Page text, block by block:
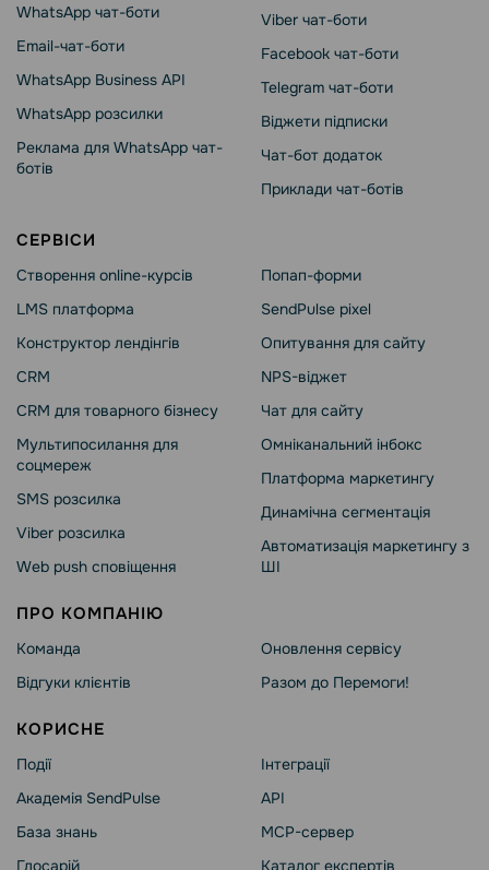
WhatsApp чат-боти
Email-чат-боти
WhatsApp Business API
WhatsApp розсилки
Реклама для WhatsApp чат-
ботів
Viber чат-боти
Facebook чат-боти
Telegram чат-боти
Віджети підписки
Чат-бот додаток
Приклади чат-ботів
СЕРВІСИ
Створення online-курсів
LMS платформа
Конструктор лендінгів
CRM
CRM для товарного бізнесу
Мультипосилання для
соцмереж
SMS розсилка
Viber розсилка
Web push сповіщення
Попап-форми
SendPulse pixel
Опитування для сайту
NPS-віджет
Чат для сайту
Омніканальний інбокс
Платформа маркетингу
Динамічна сегментація
Автоматизація маркетингу з
ШІ
ПРО КОМПАНІЮ
Команда
Відгуки клієнтів
Оновлення сервісу
Разом до Перемоги!
КОРИСНЕ
Події
Академія SendPulse
База знань
Глосарій
Інтеграції
API
MCP-сервер
Каталог експертів